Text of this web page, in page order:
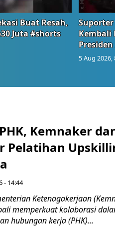
Buat Resah,
Juta #shorts
Suporter
Kembali
5 Aug 2026,
Kemnaker
Pelatihan
- 14:44
Ketenagakerjaan
memperkuat kolaborasi
hubungan kerja (PHK)...